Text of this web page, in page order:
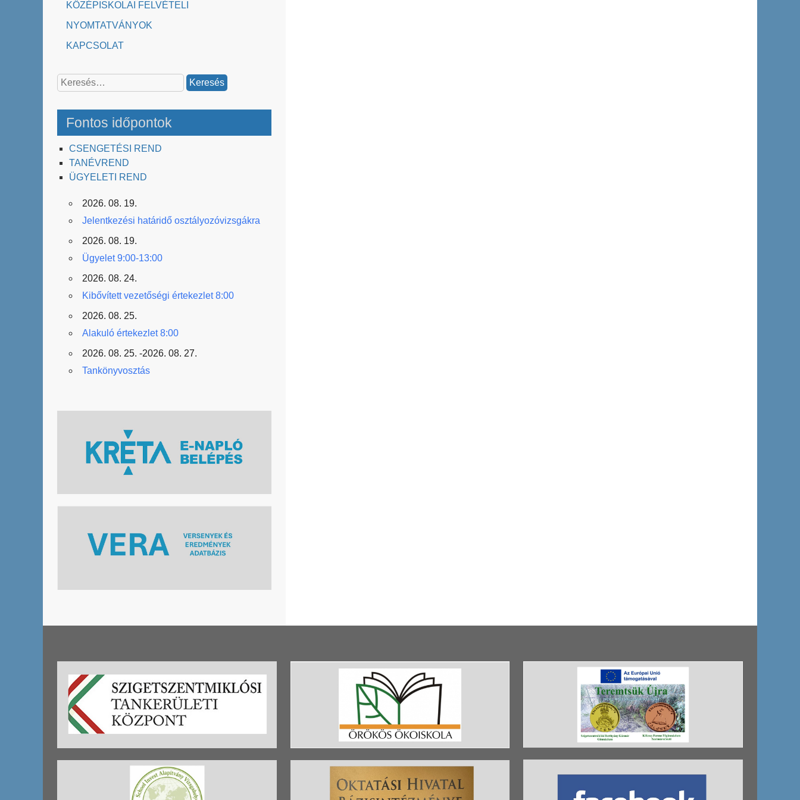
KÖZÉPISKOLAI FELVÉTELI
NYOMTATVÁNYOK
KAPCSOLAT
Keresés:
Fontos időpontok
CSENGETÉSI REND
TANÉVREND
ÜGYELETI REND
2026. 08. 19.
Jelentkezési határidő osztályozóvizsgákra
2026. 08. 19.
Ügyelet 9:00-13:00
2026. 08. 24.
Kibővített vezetőségi értekezlet 8:00
2026. 08. 25.
Alakuló értekezlet 8:00
2026. 08. 25. -2026. 08. 27.
Tankönyvosztás